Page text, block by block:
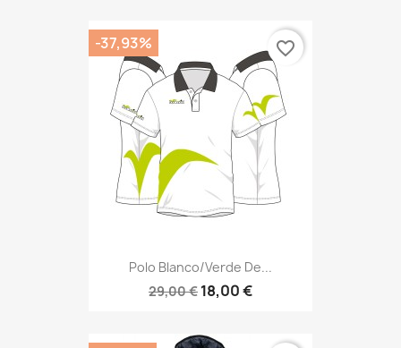
Polo Blanco/verde De...
29,00 € 18,00 €
-37,93% favorite_border